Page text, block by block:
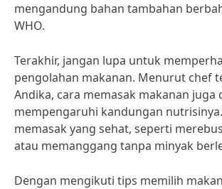
mengandung bahan tambahan
WHO.
Terakhir, jangan lupa untuk
pengolahan makanan. Menurut chef
Andika, cara memasak makanan juga
mempengaruhi kandungan
memasak yang sehat, seperti
atau memanggang tanpa minyak
Dengan mengikuti tips memilih